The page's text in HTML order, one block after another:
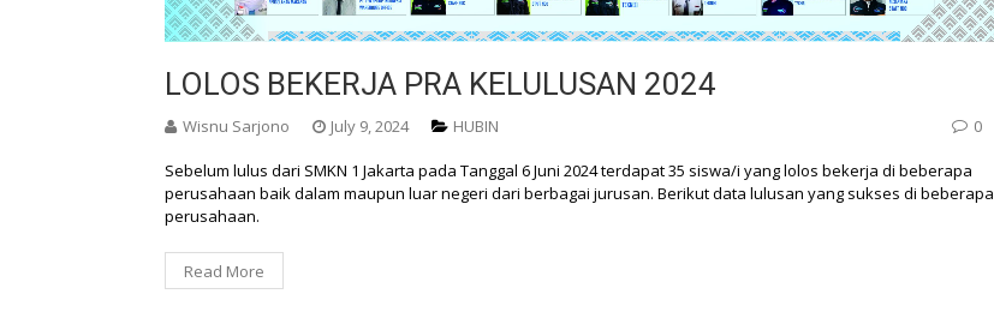
LOLOS BEKERJA PRA KELULUSAN 2024
Wisnu Sarjono July 9, 2024 HUBIN 0
Sebelum lulus dari SMKN 1 Jakarta pada Tanggal 6 Juni 2024 terdapat 35 siswa/i yang lolos bekerja di beberapa
perusahaan baik dalam maupun luar negeri dari berbagai jurusan. Berikut data lulusan yang sukses di beberapa
perusahaan.
Read More